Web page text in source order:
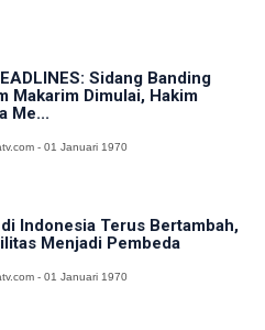
Sidang Banding
Makarim Dimulai, Hakim
Me...
- 01 Januari 1970
Indonesia Terus Bertambah,
Menjadi Pembeda
- 01 Januari 1970